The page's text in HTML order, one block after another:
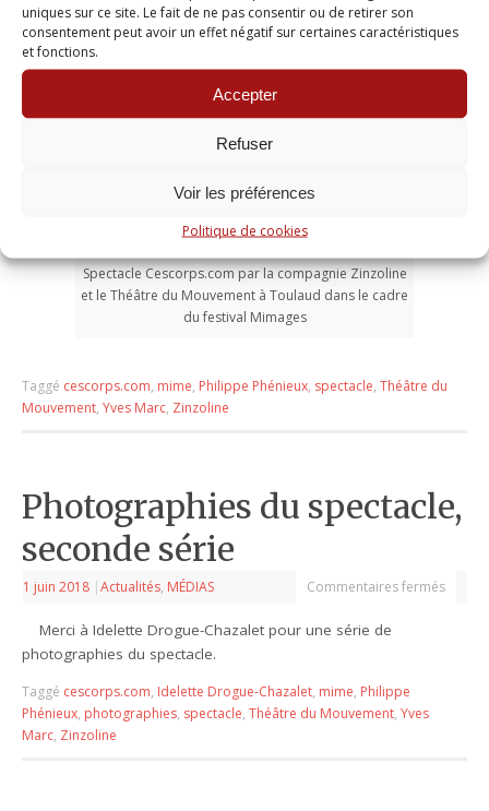
uniques sur ce site. Le fait de ne pas consentir ou de retirer son
consentement peut avoir un effet négatif sur certaines caractéristiques
et fonctions.
Accepter
Refuser
Voir les préférences
Politique de cookies
Spectacle Cescorps.com par la compagnie Zinzoline
et le Théâtre du Mouvement à Toulaud dans le cadre
du festival Mimages
Taggé cescorps.com, mime, Philippe Phénieux, spectacle,Théâtre du
Mouvement,Yves Marc, Zinzoline
Photographies du spectacle,
seconde série
1 juin 2018 |Actualités, MÉDIAS Commentaires fermés
Merci à Idelette Drogue-Chazalet pour une série de
photographies du spectacle.
Taggé cescorps.com, Idelette Drogue-Chazalet, mime, Philippe
Phénieux, photographies, spectacle,Théâtre du Mouvement,Yves
Marc, Zinzoline